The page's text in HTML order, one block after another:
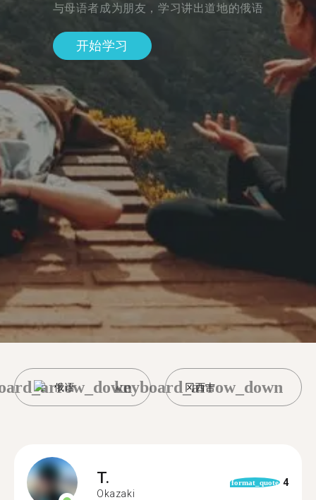
与母语者成为朋友，学习讲出道地的俄语
开始学习
俄语 冈西吉
keyboard_arrow_down
T.
Okazaki
format_quote 4